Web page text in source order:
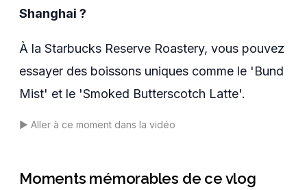
Shanghai ?
À la Starbucks Reserve Roastery, vous pouvez
essayer des boissons uniques comme le 'Bund
Mist' et le 'Smoked Butterscotch Latte'.
▶️ Aller à ce moment dans la vidéo
Moments mémorables de ce vlog